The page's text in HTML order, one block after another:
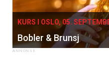
KURS I OSLO, 05.
Bobler & Brunsj